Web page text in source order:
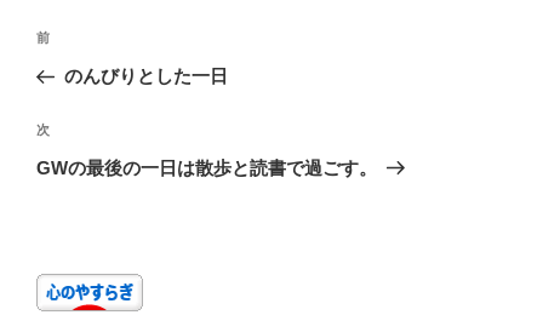
投
ナ
ビ
ゲ
ン
前
の
稿
前
のんびりとした一日
次
の
次
GWの最後の一日は散歩と読書で過ごす。